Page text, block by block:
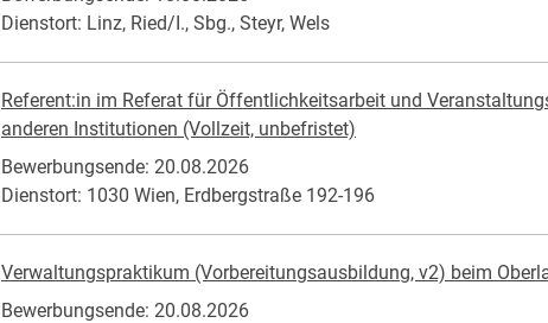
Dienstort: Linz, Ried/I., Sbg., Steyr, Wels
Referent:in im Referat für Öffentlichkeitsarbeit und
anderen Institutionen (Vollzeit, unbefristet)
Bewerbungsende: 20.08.2026
Dienstort: 1030 Wien, Erdbergstraße 192-196
Verwaltungspraktikum (Vorbereitungsausbildung, v2) beim
Bewerbungsende: 20.08.2026